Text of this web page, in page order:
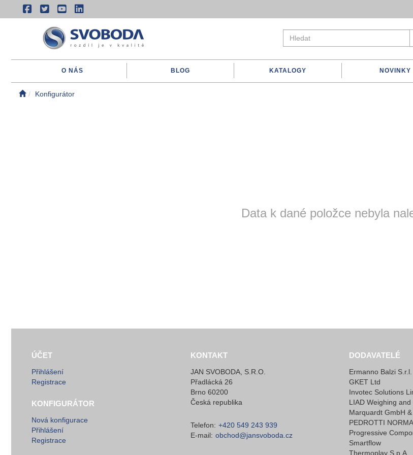
O NÁS BLOG KATALOGY NOVINKY
Konfigurátor
Data k dané položce nebyla
ÚČET
Přihlášení
Registrace
KONFIGURÁTOR
Nová konfigurace
Přihlášení
Registrace
KONTAKT
JAN SVOBODA, S.R.O.
Přadlácká 26
Brno 60200
Česká republika
Telefon: +420 549 243 939
E-mail: obchod@jansvoboda.cz
DODAVATELÉ
Ermanno Balzi S.r.l.
GKET Ltd
Invotec Solutions
LIAD Weighing and
Marquardt GmbH
PEDROTTI
Progressive
Smartflow
Thermoplay S.p.A